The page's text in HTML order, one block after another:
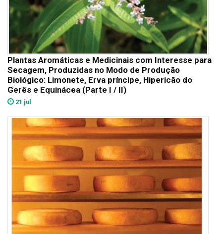
Plantas Aromáticas e Medicinais com Interesse para
Secagem, Produzidas no Modo de Produção
Biológico: Limonete, Erva príncipe, Hipericão do
Gerês e Equinácea (Parte I / II)
21 jul